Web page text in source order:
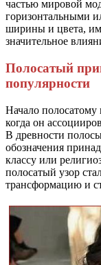
частью мировой
горизонтальными
ширины и цвета,
значительное
Полосатый
популярности
Начало
когда он
В древности
обозначения
классу или
полосатый узор
трансформацию и